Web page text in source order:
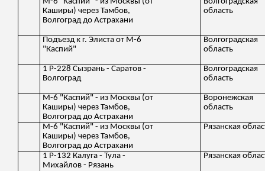
Каширы) через Тамбов,
Волгоград до Астрахани
область
Подъезд к г. Элиста от М-6
"Каспий"
Волгоградская
область
1 Р-228 Сызрань - Саратов -
Волгоград
Волгоградская
область
М-6 "Каспий" - из Москвы (от
Каширы) через Тамбов,
Волгоград до Астрахани
Воронежская
область
М-6 "Каспий" - из Москвы (от
Каширы) через Тамбов,
Волгоград до Астрахани
Рязанская
1 Р-132 Калуга - Тула -
Михайлов - Рязань
Рязанская